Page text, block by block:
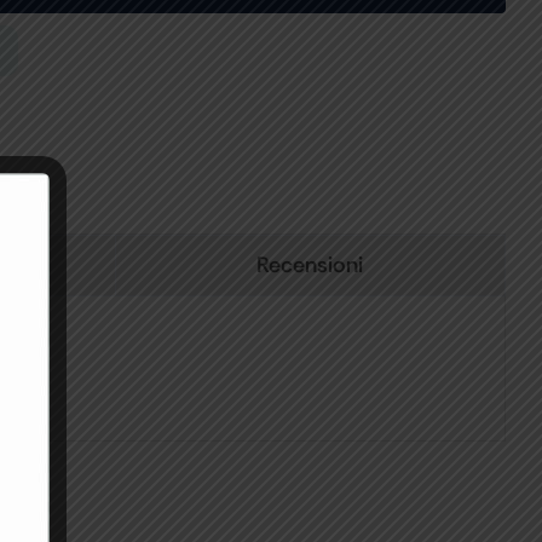
Recensioni